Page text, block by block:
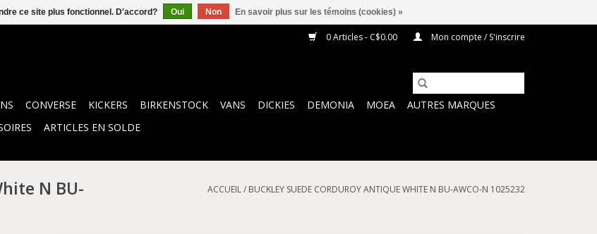
0 Articles - C$0.00 Mon compte / S'inscrire
CONVERSE KICKERS BIRKENSTOCK VANS DICKIES DEMONIA MOEA
AUTRES MARQUES
ARTICLES EN SOLDE
N BU-
ACCUEIL/ BUCKLEY SUEDE CORDUROY ANTIQUE WHITE N BU-AWCO-N 1025232
ce site plus fonctionnel. D'accord? Oui Non En savoir plus sur les témoins (cookies) »